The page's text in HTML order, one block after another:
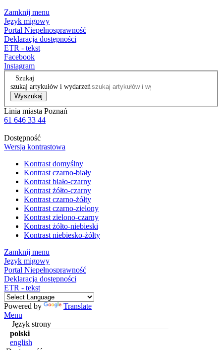
Zamknij menu
Język migowy
Portal Niepełnosprawność
Deklaracja dostępności
ETR - tekst
Facebook
Instagram
Szukaj
szukaj artykułów i wydarzeń
Wyszukaj
Linia miasta Poznań
61 646 33 44
Dostępność
Wersja kontrastowa
Kontrast domyślny
Kontrast czarno-biały
Kontrast biało-czarny
Kontrast żółto-czarny
Kontrast czarno-żółty
Kontrast czarno-zielony
Kontrast zielono-czarny
Kontrast żółto-niebieski
Kontrast niebiesko-żółty
Zamknij menu
Język migowy
Portal Niepełnosprawność
Deklaracja dostępności
ETR - tekst
Powered by
Translate
Menu
Język strony
polski
english